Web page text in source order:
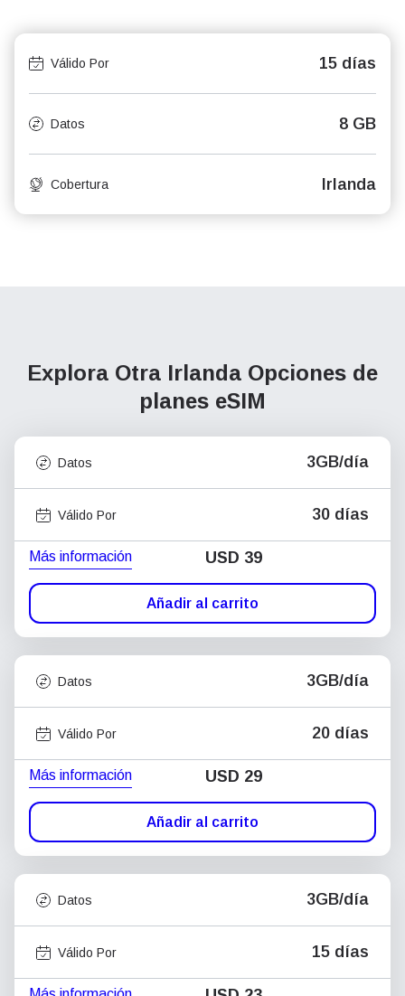
Válido Por 15 días
Datos 8 GB
Cobertura Irlanda
Explora Otra Irlanda Opciones de
planes eSIM
Datos 3GB/día
Válido Por 30 días
Más información USD 39
Añadir al carrito
Datos 3GB/día
Válido Por 20 días
Más información USD 29
Añadir al carrito
Datos 3GB/día
Válido Por 15 días